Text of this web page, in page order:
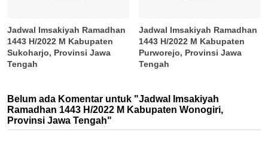
Jadwal Imsakiyah Ramadhan
1443 H/2022 M Kabupaten
Sukoharjo, Provinsi Jawa
Tengah
Jadwal Imsakiyah Ramadhan
1443 H/2022 M Kabupaten
Purworejo, Provinsi Jawa
Tengah
Belum ada Komentar untuk "Jadwal Imsakiyah
Ramadhan 1443 H/2022 M Kabupaten Wonogiri,
Provinsi Jawa Tengah"